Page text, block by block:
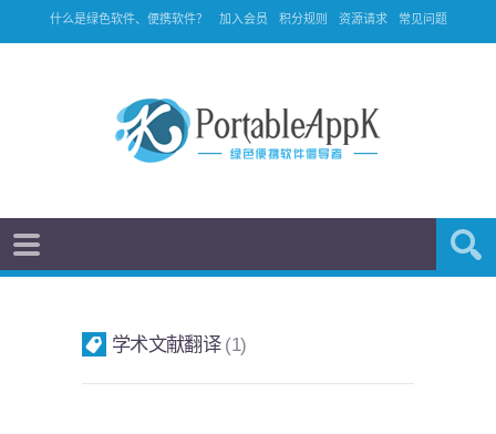
什么是绿色软件、便携软件？ 加入会员 积分规则 资源请求 常见问题
学术文献翻译 1